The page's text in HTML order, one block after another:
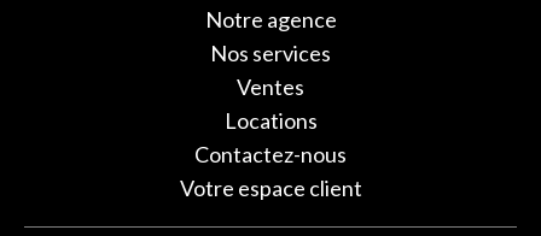
Notre agence
Nos services
Ventes
Locations
Contactez-nous
Votre espace client